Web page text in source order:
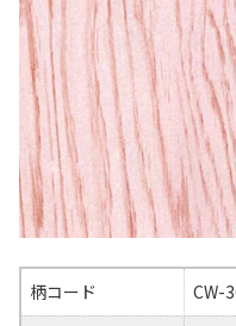
柄コード
CW-